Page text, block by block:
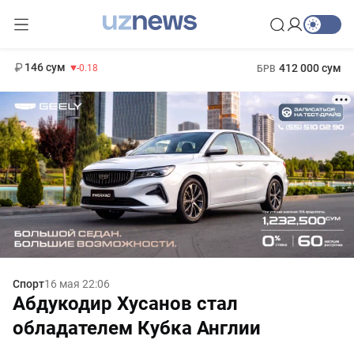
146 сум -0.18 БРВ 412 000 сум
Спорт16 мая 22:06
Абдукодир Хусанов стал
обладателем Кубка Англии